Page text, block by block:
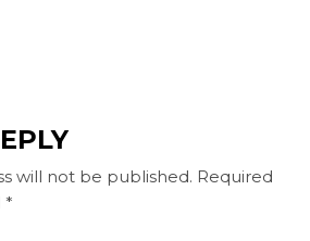
will not be published. Required
*